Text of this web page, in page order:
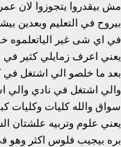
مش بيقدروا يتجوزوا لان
بيروح في التعليم وبعدين
في اي شى غير الياتعلموه
يعني اعرف زمايلي كثير في
بعد ما خلصو الي اشتغل في
والي اشتغل في نادي والي
سواق والله كليات وكليات
يعني علوم وتربيه علشتان
بره بيجيب فلوس اكثر وهو